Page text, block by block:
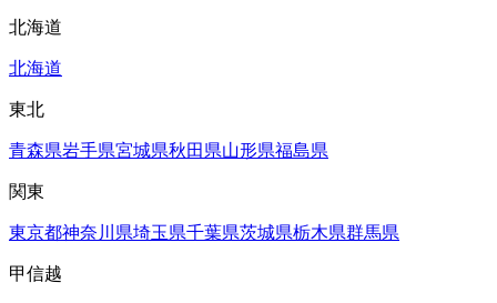
北海道
北海道
東北
青森県岩手県宮城県秋田県山形県福島県
関東
東京都神奈川県埼玉県千葉県茨城県栃木県群馬県
甲信越